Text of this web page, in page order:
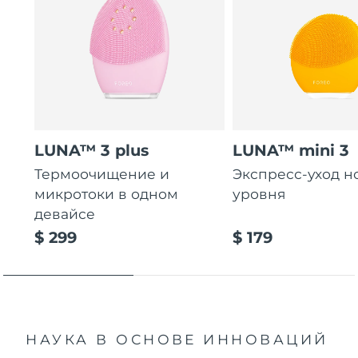
LUNA™ 3 plus
Термоочищение и
микротоки в одном
девайсе
$ 299
LUNA™ mini 3
Экспресс-уход
уровня
$ 179
НАУКА В ОСНОВЕ ИННОВАЦИЙ